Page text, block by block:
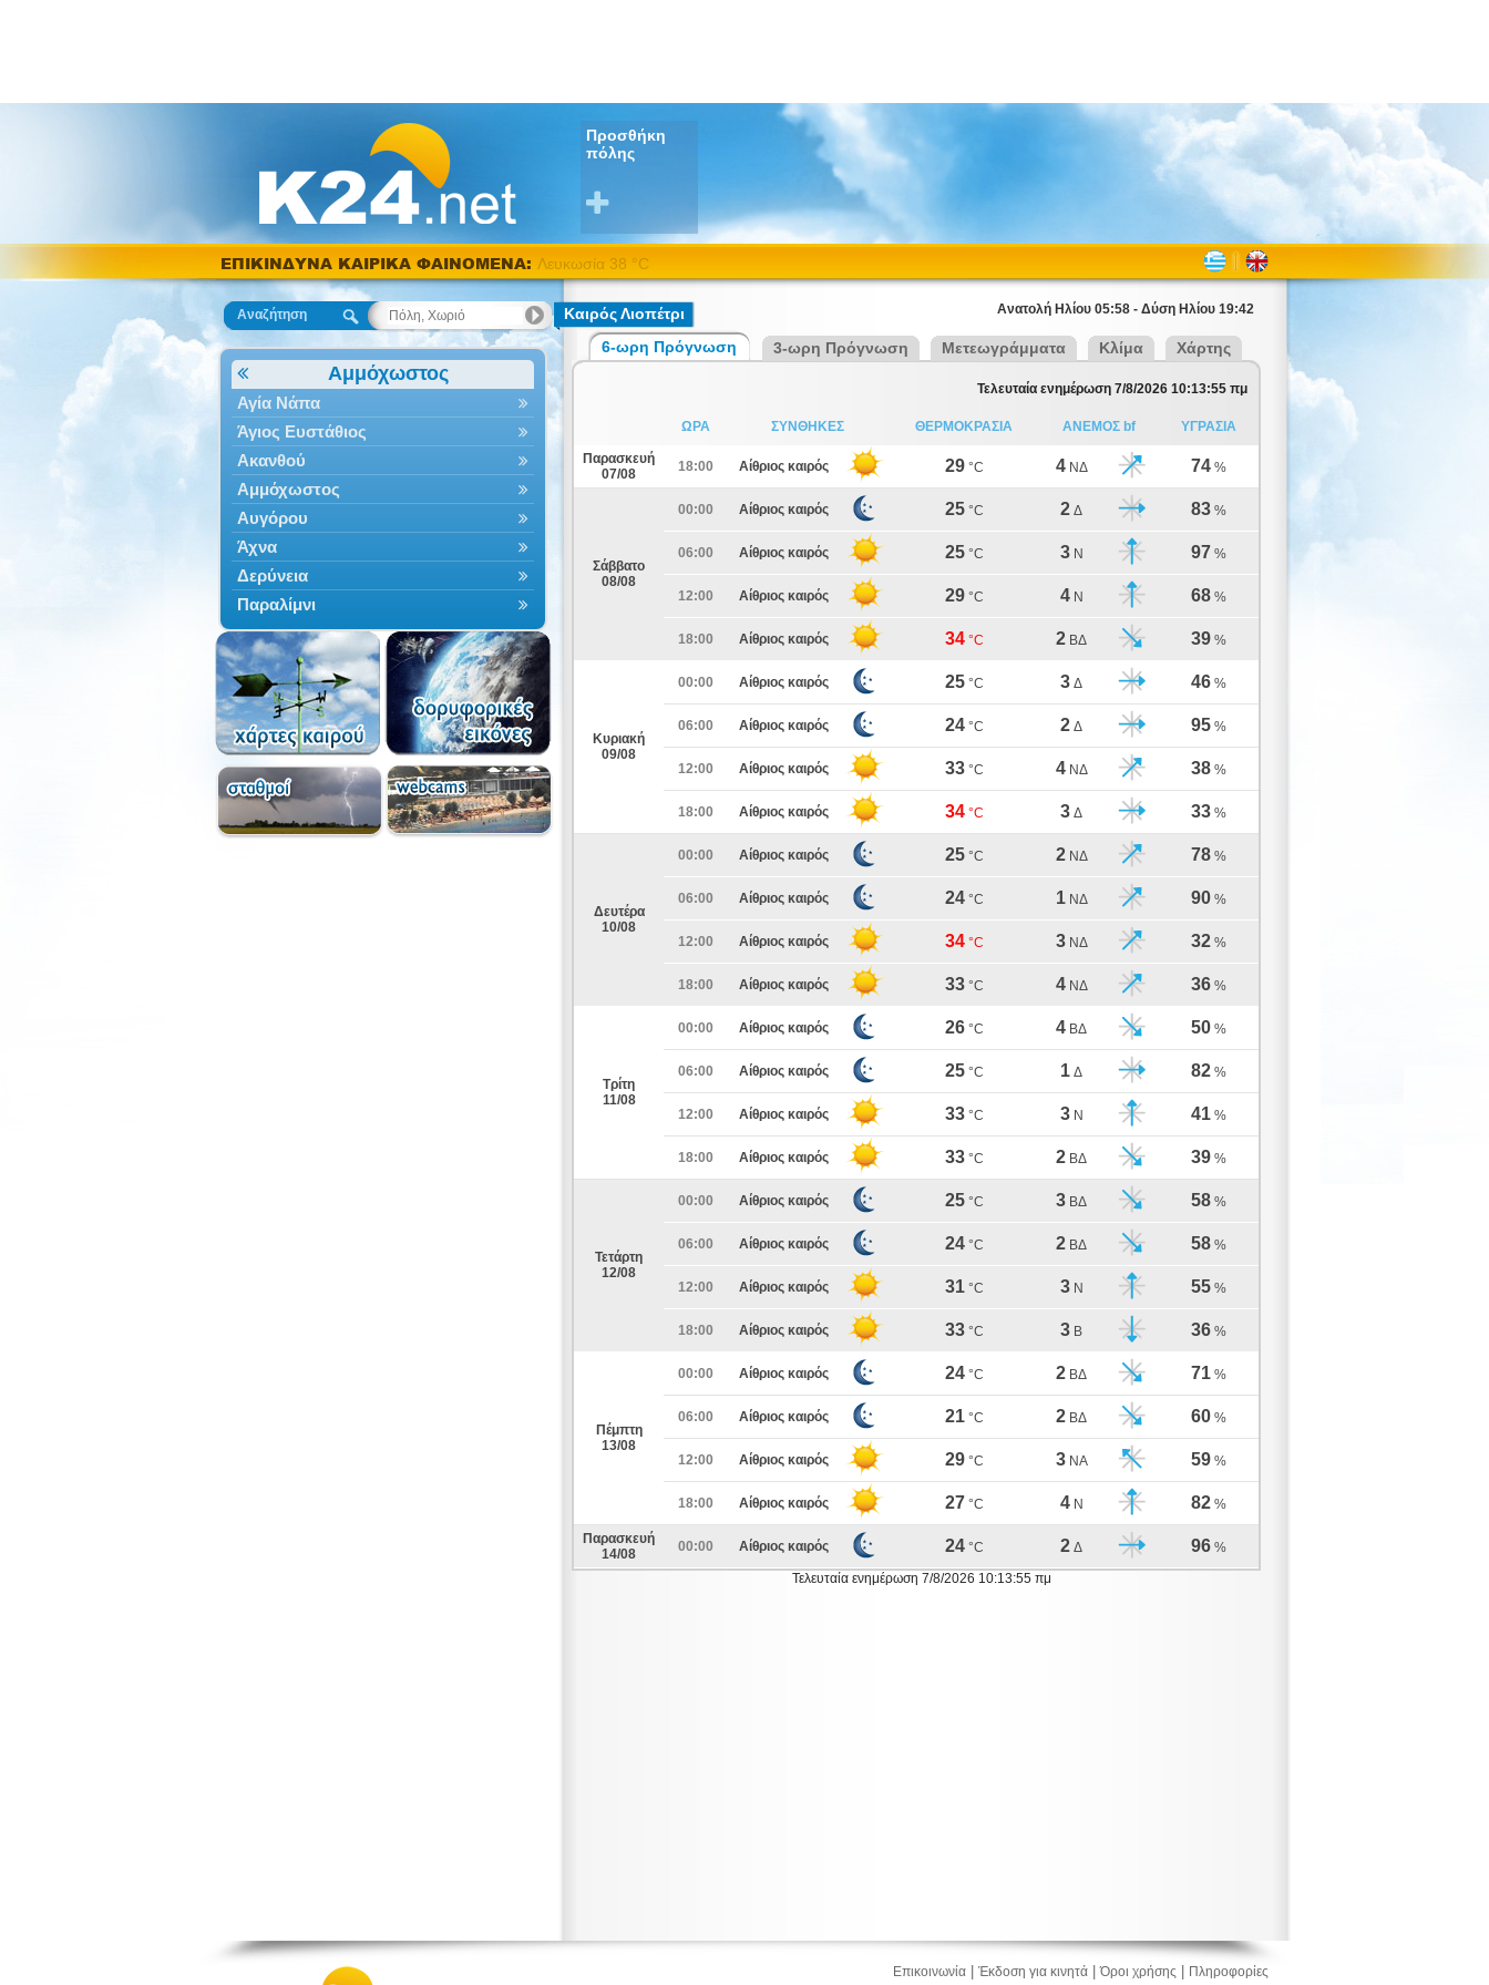
Προσθήκη
πόλης
ΕΠΙΚΙΝΔΥΝΑ ΚΑΙΡΙΚΑ ΦΑΙΝΟΜΕΝΑ: Λευκωσία 38 °C
Αναζήτηση
Αμμόχωστος
Αγία Νάπα
Άγιος Ευστάθιος
Ακανθού
Αμμόχωστος
Αυγόρου
Άχνα
Δερύνεια
Παραλίμνι
Καιρός Λιοπέτρι Ανατολή Ηλίου 05:58 - Δύση Ηλίου 19:42
6-ωρη Πρόγνωση 3-ωρη Πρόγνωση Μετεωγράμματα Κλίμα Χάρτης
Τελευταία ενημέρωση 7/8/2026 10:13:55 πμ
ΩΡΑ ΣΥΝΘΗΚΕΣ ΘΕΡΜΟΚΡΑΣΙΑ ΑΝΕΜΟΣ bf ΥΓΡΑΣΙΑ
Παρασκευή
07/08
18:00 Αίθριος καιρός 29 °C 4 ΝΔ 74 %
Σάββατο
08/08
00:00 Αίθριος καιρός 25 °C 2 Δ 83 %
06:00 Αίθριος καιρός 25 °C 3 Ν 97 %
12:00 Αίθριος καιρός 29 °C 4 Ν 68 %
18:00 Αίθριος καιρός 34 °C 2 ΒΔ 39 %
Κυριακή
09/08
00:00 Αίθριος καιρός 25 °C 3 Δ 46 %
06:00 Αίθριος καιρός 24 °C 2 Δ 95 %
12:00 Αίθριος καιρός 33 °C 4 ΝΔ 38 %
18:00 Αίθριος καιρός 34 °C 3 Δ 33 %
Δευτέρα
10/08
00:00 Αίθριος καιρός 25 °C 2 ΝΔ 78 %
06:00 Αίθριος καιρός 24 °C 1 ΝΔ 90 %
12:00 Αίθριος καιρός 34 °C 3 ΝΔ 32 %
18:00 Αίθριος καιρός 33 °C 4 ΝΔ 36 %
Τρίτη
11/08
00:00 Αίθριος καιρός 26 °C 4 ΒΔ 50 %
06:00 Αίθριος καιρός 25 °C 1 Δ 82 %
12:00 Αίθριος καιρός 33 °C 3 Ν 41 %
18:00 Αίθριος καιρός 33 °C 2 ΒΔ 39 %
Τετάρτη
12/08
00:00 Αίθριος καιρός 25 °C 3 ΒΔ 58 %
06:00 Αίθριος καιρός 24 °C 2 ΒΔ 58 %
12:00 Αίθριος καιρός 31 °C 3 Ν 55 %
18:00 Αίθριος καιρός 33 °C 3 Β 36 %
Πέμπτη
13/08
00:00 Αίθριος καιρός 24 °C 2 ΒΔ 71 %
06:00 Αίθριος καιρός 21 °C 2 ΒΔ 60 %
12:00 Αίθριος καιρός 29 °C 3 ΝΑ 59 %
18:00 Αίθριος καιρός 27 °C 4 Ν 82 %
Παρασκευή
14/08
00:00 Αίθριος καιρός 24 °C 2 Δ 96 %
Τελευταία ενημέρωση 7/8/2026 10:13:55 πμ
Επικοινωνία Έκδοση για κινητά |Όροι χρήσης Πληροφορίες